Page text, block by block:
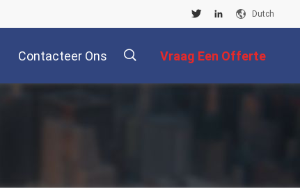
Dutch
Contacteer Ons Vraag Een Offerte